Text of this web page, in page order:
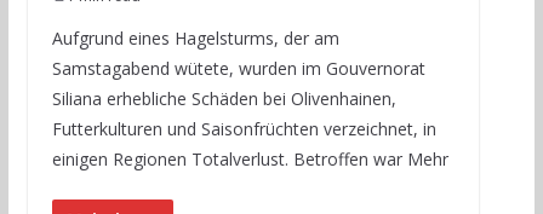
Aufgrund eines Hagelsturms, der am
Samstagabend wütete, wurden im Gouvernorat
Siliana erhebliche Schäden bei Olivenhainen,
Futterkulturen und Saisonfrüchten verzeichnet, in
einigen Regionen Totalverlust. Betroffen war Mehr